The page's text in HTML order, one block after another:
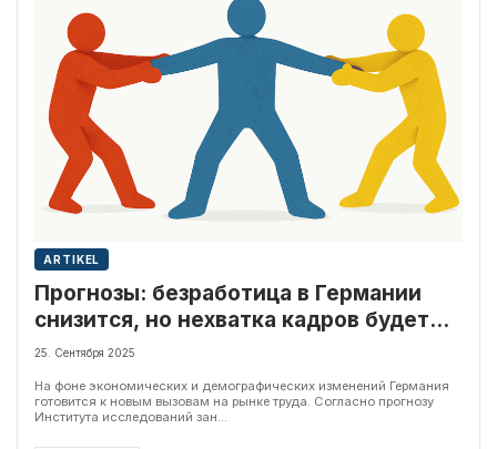
ARTIKEL
Прогнозы: безработица в Германии
снизится, но нехватка кадров будет
усиливаться
25. Сентября 2025
На фоне экономических и демографических изменений Германия
готовится к новым вызовам на рынке труда. Согласно прогнозу
Института исследований зан...